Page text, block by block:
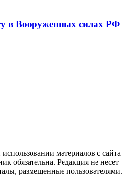
в Вооруженных силах РФ
материалов с сайта
обязательна. Редакция не несет
размещенные пользователями.